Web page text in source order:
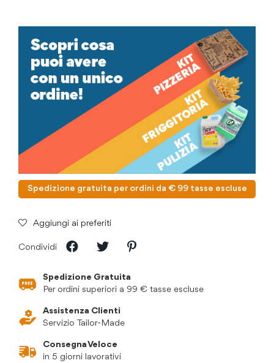
Spedizione gratuita per ordini da € 99 tasse escluse
Aggiungi ai preferiti
Condividi
Spedizione Gratuita
Per ordini superiori a 99 € tasse escluse
Assistenza Clienti
Servizio Tailor-Made
Consegna Veloce
in 5 giorni lavorativi